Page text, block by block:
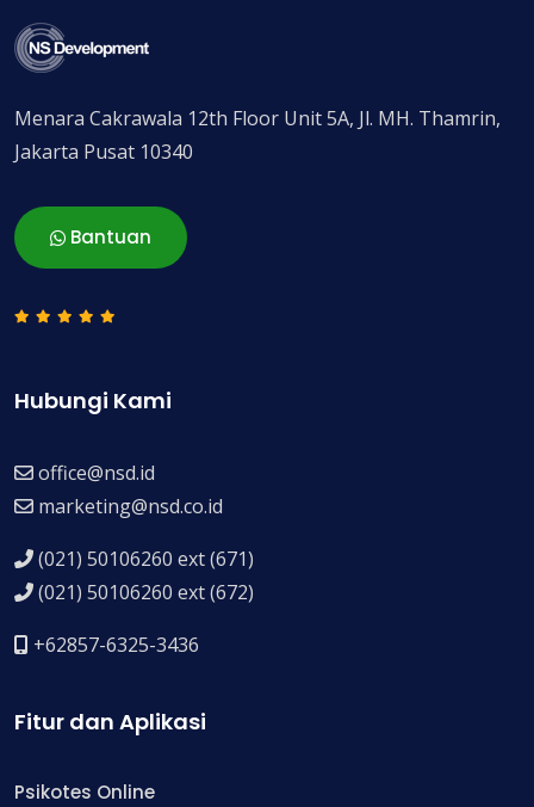
Menara Cakrawala 12th Floor Unit 5A, Jl. MH. Thamrin,
Jakarta Pusat 10340
Bantuan
Hubungi Kami
office@nsd.id
marketing@nsd.co.id
(021) 50106260 ext (671)
(021) 50106260 ext (672)
+62857-6325-3436
Fitur dan Aplikasi
Psikotes Online